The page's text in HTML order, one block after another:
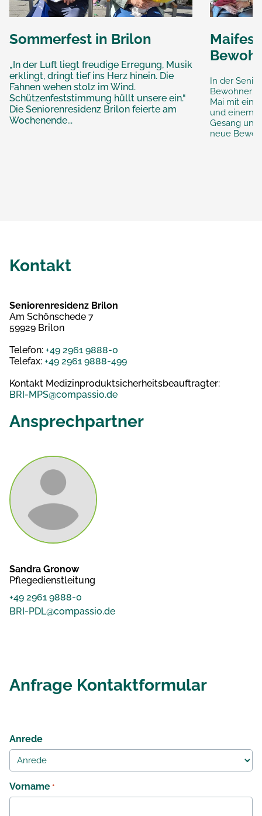
Sommerfest in Brilon
„In der Luft liegt freudige Erregung, Musik
erklingt, dringt tief ins Herz hinein. Die
Fahnen wehen stolz im Wind.
Schützenfeststimmung hüllt unsere ein.“
Die Seniorenresidenz Brilon feierte am
Wochenende...
In der
Mai mit
und einem
Gesang
neue
Kontakt
Seniorenresidenz Brilon
Am Schönschede 7
59929 Brilon
Telefon: +49 2961 9888-0
Telefax: +49 2961 9888-499
Kontakt Medizinproduktsicherheitsbeauftragter:
BRI-MPS@compassio.de
Ansprechpartner
Sandra Gronow
Pflegedienstleitung
+49 2961 9888-0
BRI-PDL@compassio.de
Anfrage Kontaktformular
Anrede
Vorname *